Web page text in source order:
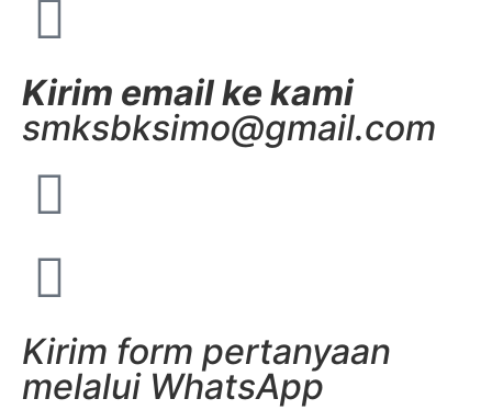
Kirim email ke kami
smksbksimo@gmail.com
Kirim form pertanyaan
melalui WhatsApp